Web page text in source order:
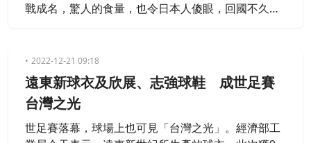
戰成名，驚人的食量，也令日本人傻眼，回國不久，
2022-12-21 09:18
遠東新球衣及欣展、志強球鞋 成世足賽
台灣之光
世足賽落幕，球場上也可見「台灣之光」。經濟部工